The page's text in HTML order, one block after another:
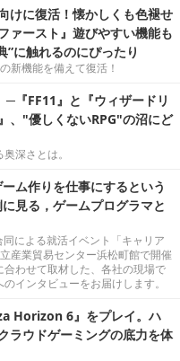
けに復活！懐かしくも色褪せ
ァースト』遊びやすい機能も
”に触れるのにぴったり
新機能を備えて復活！
─『FF11』と『ウィザードリ
、"優しくないRPG"の沼にど
深さとは。
ーム作りを仕事にするという
見る，ゲームプログラマと
による就活イベント「キャリア
産業貿易センター浜松町館で開催
わせて取材した、各社の現場で
インタビューをお届けします。
Horizon 6』をプレイ。ハ
ラウドゲーミングの底力を体